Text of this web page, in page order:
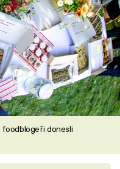
donesli